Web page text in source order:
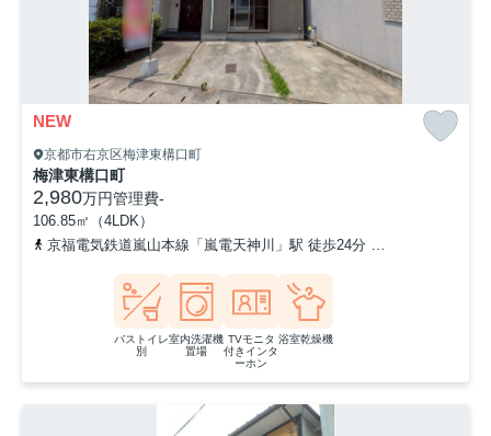
NEW
京都市右京区梅津東構口町
梅津東構口町
2,980万円管理費-
106.85㎡（4LDK）
京福電気鉄道嵐山本線「嵐電天神川」駅 徒歩24分
バストイレ
別
室内洗濯機
置場
TVモニタ
付きインタ
ーホン
浴室乾燥機